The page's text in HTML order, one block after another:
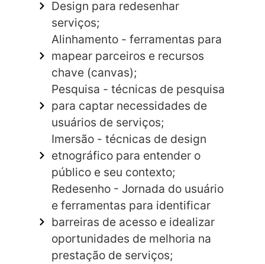
Design para redesenhar
serviços;
Alinhamento - ferramentas para
mapear parceiros e recursos
chave (canvas);
Pesquisa - técnicas de pesquisa
para captar necessidades de
usuários de serviços;
Imersão - técnicas de design
etnográfico para entender o
público e seu contexto;
Redesenho - Jornada do usuário
e ferramentas para identificar
barreiras de acesso e idealizar
oportunidades de melhoria na
prestação de serviços;